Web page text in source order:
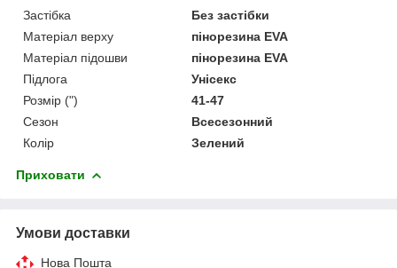
Застібка
Без застібки
Матеріал верху
пінорезина EVA
Матеріал підошви
пінорезина EVA
Підлога
Унісекс
Розмір (")
41-47
Сезон
Всесезонний
Колір
Зелений
Приховати
Умови доставки
Нова Пошта